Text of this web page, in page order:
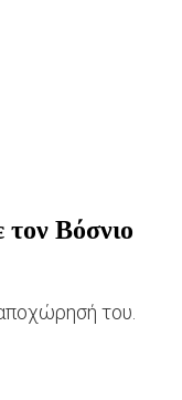
Βόσνιο
του.